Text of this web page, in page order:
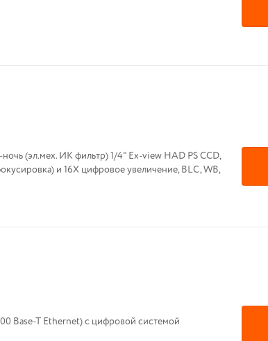
(эл.мех. ИК фильтр) 1/4" Ex-view HAD PS CCD,
и 16Х цифровое увеличение, BLC, WB,
Base-T Ethernet) с цифровой системой